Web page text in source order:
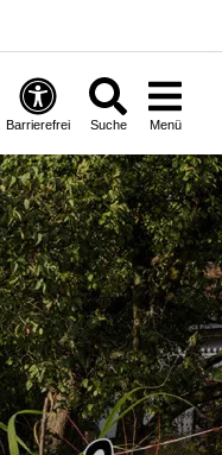
Barrierefrei Suche Menü